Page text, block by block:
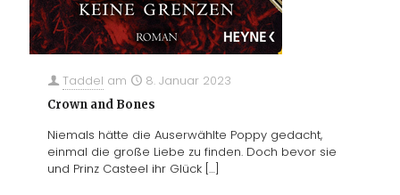
Taddel am 8. Januar 2023
Crown and Bones
Niemals hätte die Auserwählte Poppy gedacht,
einmal die große Liebe zu finden. Doch bevor sie
und Prinz Casteel ihr Glück […]